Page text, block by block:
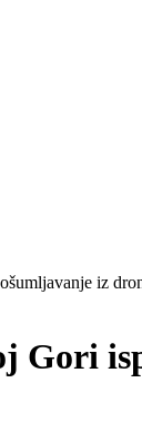
iz
Gori